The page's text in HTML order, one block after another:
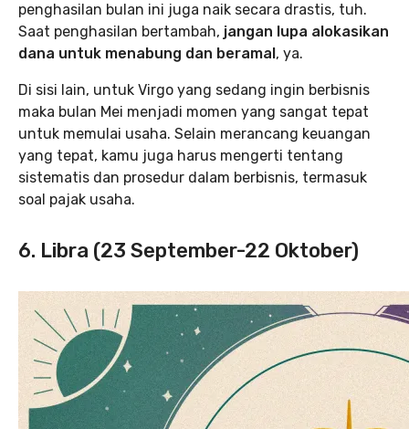
penghasilan bulan ini juga naik secara drastis, tuh.
Saat penghasilan bertambah, jangan lupa alokasikan
dana untuk menabung dan beramal, ya.
Di sisi lain, untuk Virgo yang sedang ingin berbisnis
maka bulan Mei menjadi momen yang sangat tepat
untuk memulai usaha. Selain merancang keuangan
yang tepat, kamu juga harus mengerti tentang
sistematis dan prosedur dalam berbisnis, termasuk
soal pajak usaha.
6. Libra (23 September-22 Oktober)